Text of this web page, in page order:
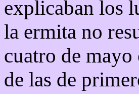
explicaban los
la ermita no
cuatro de
de las de